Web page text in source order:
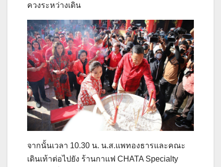
ควงระหว่างเดิน
จากนั้นเวลา 10.30 น. น.ส.แพทองธารและคณะ
เดินเท้าต่อไปยัง ร้านกาแฟ CHATA Specialty